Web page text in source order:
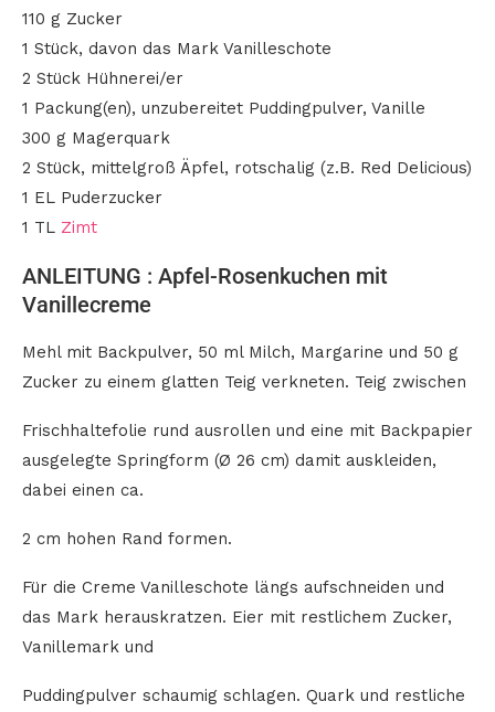
110 g Zucker
1 Stück, davon das Mark Vanilleschote
2 Stück Hühnerei/er
1 Packung(en), unzubereitet Puddingpulver, Vanille
300 g Magerquark
2 Stück, mittelgroß Äpfel, rotschalig (z.B. Red Delicious)
1 EL Puderzucker
1 TL Zimt
ANLEITUNG : Apfel-Rosenkuchen mit
Vanillecreme
Mehl mit Backpulver, 50 ml Milch, Margarine und 50 g
Zucker zu einem glatten Teig verkneten. Teig zwischen
Frischhaltefolie rund ausrollen und eine mit Backpapier
ausgelegte Springform (Ø 26 cm) damit auskleiden,
dabei einen ca.
2 cm hohen Rand formen.
Für die Creme Vanilleschote längs aufschneiden und
das Mark herauskratzen. Eier mit restlichem Zucker,
Vanillemark und
Puddingpulver schaumig schlagen. Quark und restliche